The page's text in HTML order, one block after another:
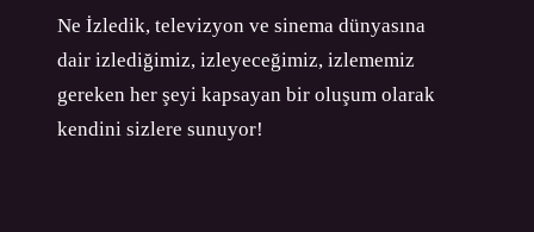
Ne İzledik, televizyon ve sinema dünyasına
dair izlediğimiz, izleyeceğimiz, izlememiz
gereken her şeyi kapsayan bir oluşum olarak
kendini sizlere sunuyor!